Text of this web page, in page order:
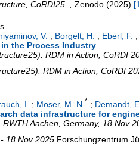
CoRDI25 Zenodo (2025) [
V. ; Borgelt, H. ; Eberl, F. ;
in the Process Industry
RDM in Action, CoRDI
RDM in Action CoRDI
I. ; Moser, M. N.* ; Demandt,
data infrastructure for
Aachen, Germany, 18 Nov
18 Nov 2025 Forschungzentrum